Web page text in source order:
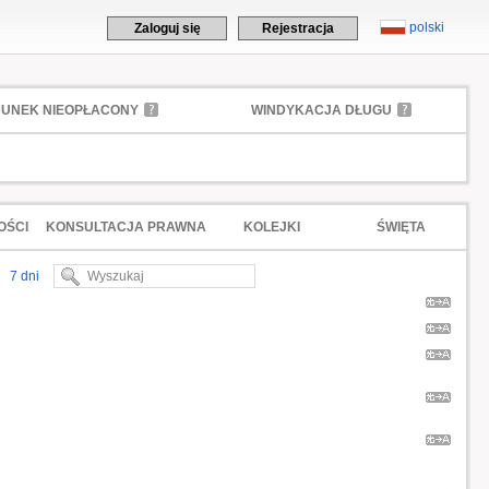
polski
Zaloguj się Rejestracja
NIEOPŁACONY WINDYKACJA DŁUGU
KONSULTACJA PRAWNA KOLEJKI ŚWIĘTA
7 dni